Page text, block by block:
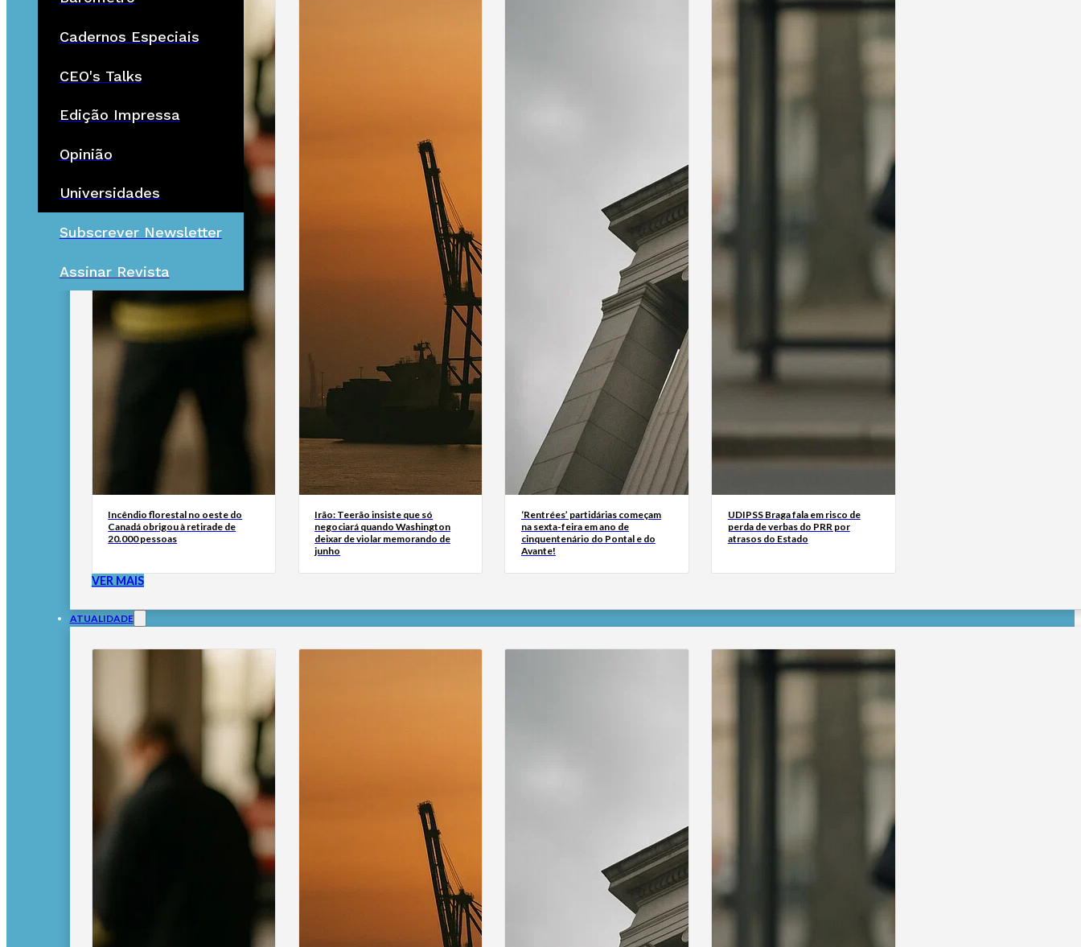
Cadernos Especiais
CEO's Talks
Edição Impressa
Opinião
Universidades
Subscrever Newsletter
Assinar Revista
Incêndio florestal no oeste do
Canadá obrigou à retirade de
20.000 pessoas
Irão: Teerão insiste que só
negociará quando Washington
deixar de violar memorando de
junho
‘Rentrées’ partidárias começam
na sexta-feira em ano de
cinquentenário do Pontal e do
Avante!
UDIPSS Braga fala em risco de
perda de verbas do PRR por
atrasos do Estado
VER MAIS
ATUALIDADE